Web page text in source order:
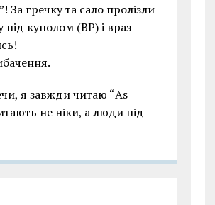
За гречку та сало пролізли
під куполом (ВР) і враз
я завжди читаю “As
не ніки, а люди під